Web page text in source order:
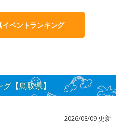
ベントランキング
【鳥取県】
2026/08/09 更新